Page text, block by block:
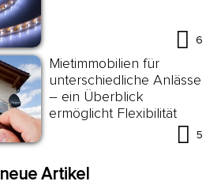
6
Mietimmobilien für
unterschiedliche Anlässe
– ein Überblick
ermöglicht Flexibilität
5
neue Artikel